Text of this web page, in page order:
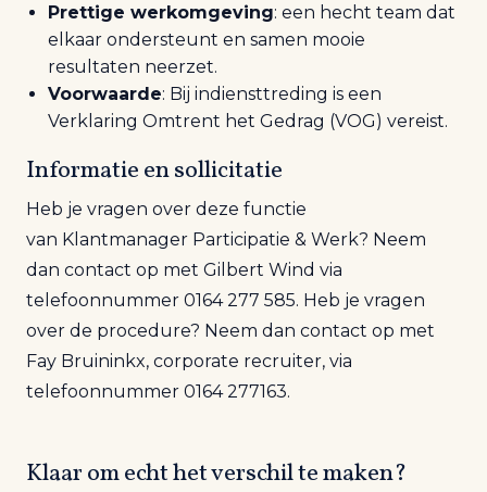
Prettige werkomgeving: een hecht team dat
elkaar ondersteunt en samen mooie
resultaten neerzet.
Voorwaarde: Bij indiensttreding is een
Verklaring Omtrent het Gedrag (VOG) vereist.
Informatie en sollicitatie
Heb je vragen over deze functie
van Klantmanager Participatie & Werk? Neem
dan contact op met Gilbert Wind via
telefoonnummer 0164 277 585. Heb je vragen
over de procedure? Neem dan contact op met
Fay Bruininkx, corporate recruiter, via
telefoonnummer 0164 277163.
Klaar om echt het verschil te maken?